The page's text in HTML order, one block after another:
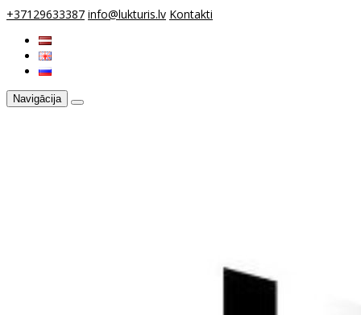
+37129633387 info@lukturis.lv Kontakti
Navigācija